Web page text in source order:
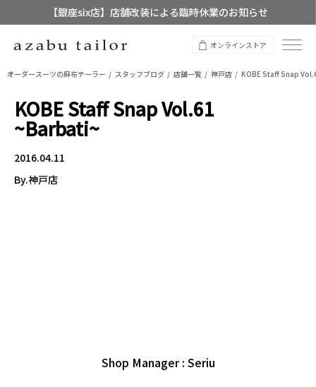
【銀座six店】店舗改装による臨時休業のお知らせ
【店舗限定】レディースオーダースーツ
オンラインストア
オーダースーツの麻布テーラー スタッフブログ 店舗一覧 神戸店 KOBE Staff Snap
KOBE Staff Snap Vol.61
~Barbati~
2016.04.11
By.神戸店
Shop Manager : Seriu